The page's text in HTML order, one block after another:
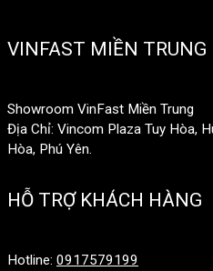
VINFAST MIỀN TRUNG
Showroom VinFast Miền Trung
Địa Chỉ: Vincom Plaza Tuy Hòa,
Hòa, Phú Yên.
HỖ TRỢ KHÁCH HÀNG
Hotline: 0917579199